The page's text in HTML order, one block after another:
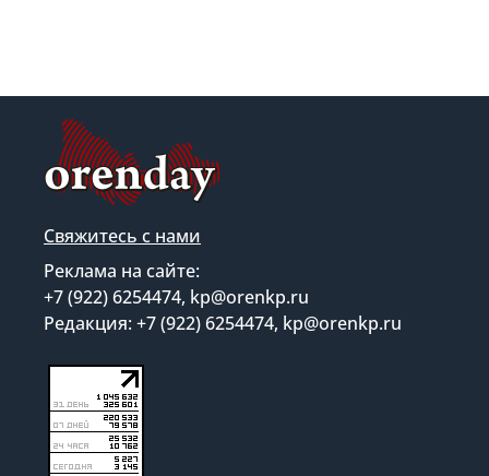
Свяжитесь с нами
Реклама на сайте:
+7 (922) 6254474, kp@orenkp.ru
Редакция: +7 (922) 6254474, kp@orenkp.ru